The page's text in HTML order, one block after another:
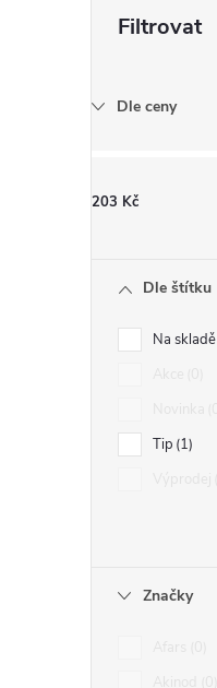
Dle ceny
203 Kč
Dle štítku
Na skladě
Tip 1
Značky